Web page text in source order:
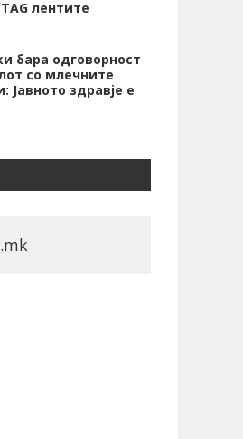
лентите
бара одговорност
со млечните
Јавното здравје е